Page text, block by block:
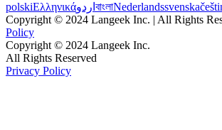
polskiΕλληνικάاردو বাংলাNederlandssvenska
Copyright © 2024 Langeek Inc. | All Rights
Policy
Copyright © 2024 Langeek Inc.
All Rights Reserved
Privacy Policy